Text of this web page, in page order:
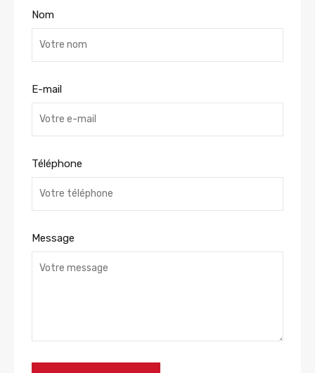
Nom
E-mail
Téléphone
Message